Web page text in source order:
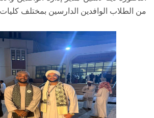
من الطلاب الوافدين الدارسين بمختلف كليات